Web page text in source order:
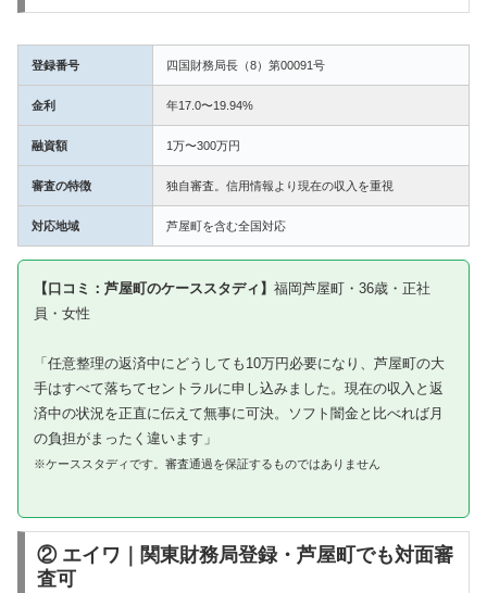
登録番号 四国財務局長（8）第00091号
金利 年17.0〜19.94%
融資額 1万〜300万円
審査の特徴 独自審査。信用情報より現在の収入を重視
対応地域 芦屋町を含む全国対応
【口コミ：芦屋町のケーススタディ】 福岡芦屋町・36歳・正社
員・女性
「任意整理の返済中にどうしても10万円必要になり、芦屋町の大
手はすべて落ちてセントラルに申し込みました。現在の収入と返
済中の状況を正直に伝えて無事に可決。ソフト闇金と比べれば月
の負担がまったく違います」
※ケーススタディです。審査通過を保証するものではありません
② エイワ｜関東財務局登録・芦屋町でも対面審
査可